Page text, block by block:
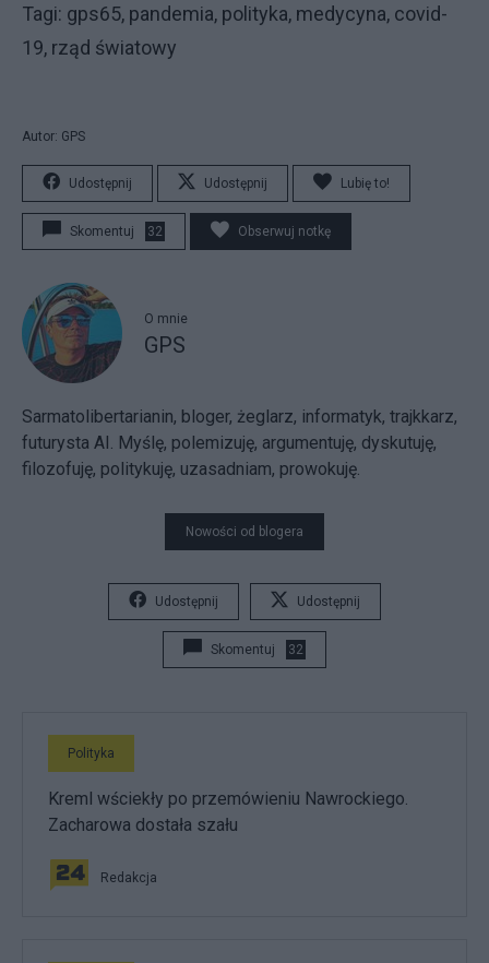
Tagi: gps65, pandemia, polityka, medycyna, covid-
19, rząd światowy
Autor: GPS
Udostępnij Udostępnij Lubię to!
Skomentuj 32 Obserwuj notkę
O mnie
GPS
Sarmatolibertarianin, bloger, żeglarz, informatyk, trajkkarz,
futurysta AI. Myślę, polemizuję, argumentuję, dyskutuję,
filozofuję, politykuję, uzasadniam, prowokuję.
Nowości od blogera
Udostępnij Udostępnij
Skomentuj 32
Polityka
Kreml wściekły po przemówieniu Nawrockiego.
Zacharowa dostała szału
Redakcja